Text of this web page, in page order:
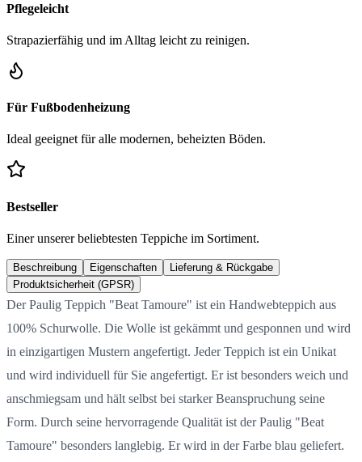
Pflegeleicht
Strapazierfähig und im Alltag leicht zu reinigen.
Für Fußbodenheizung
Ideal geeignet für alle modernen, beheizten Böden.
Bestseller
Einer unserer beliebtesten Teppiche im Sortiment.
Beschreibung Eigenschaften
Lieferung & Rückgabe
Produktsicherheit (GPSR)
Der Paulig Teppich "Beat Tamoure" ist ein Handwebteppich aus
100% Schurwolle. Die Wolle ist gekämmt und gesponnen und wird
in einzigartigen Mustern angefertigt. Jeder Teppich ist ein Unikat
und wird individuell für Sie angefertigt. Er ist besonders weich und
anschmiegsam und hält selbst bei starker Beanspruchung seine
Form. Durch seine hervorragende Qualität ist der Paulig "Beat
Tamoure" besonders langlebig. Er wird in der Farbe blau geliefert.